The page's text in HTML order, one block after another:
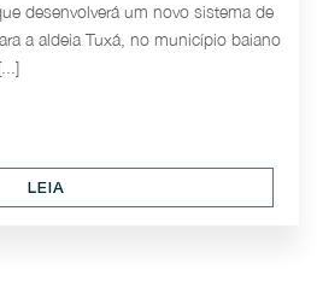
desenvolverá um novo sistema de
a aldeia Tuxá, no município baiano
LEIA